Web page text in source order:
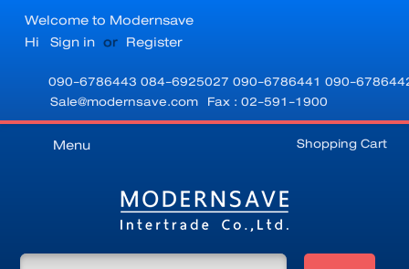
Welcome to Modernsave
Hi Sign in or Register
090-6786443 084-6925027 090-6786441 090-
Sale@modernsave.com Fax : 02-591-1900
Shopping Cart
Menu